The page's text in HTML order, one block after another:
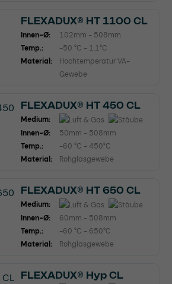
FLEXADUX® HT 1100 CL
Innen-Ø:
102mm - 508mm
Temp.:
-50 °C - 1.1°C
Material:
Hochtemperatur VA-
Gewebe
FLEXADUX® HT 450 CL
Medium:
Innen-Ø:
50mm - 508mm
Temp.:
-60 °C - 450°C
Material:
Rohglasgewebe
FLEXADUX® HT 650 CL
Medium:
Innen-Ø:
60mm - 508mm
Temp.:
-60 °C - 650°C
Material:
Rohglasgewebe
FLEXADUX® Hyp CL